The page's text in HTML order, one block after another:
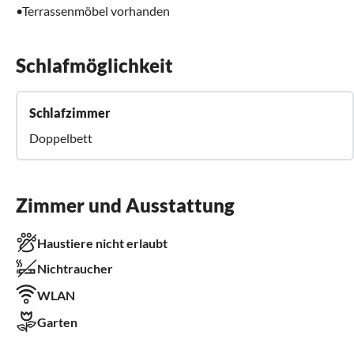
•Terrassenmöbel vorhanden
Schlafmöglichkeit
Schlafzimmer
Doppelbett
Zimmer und Ausstattung
Haustiere nicht erlaubt
Nichtraucher
WLAN
Garten